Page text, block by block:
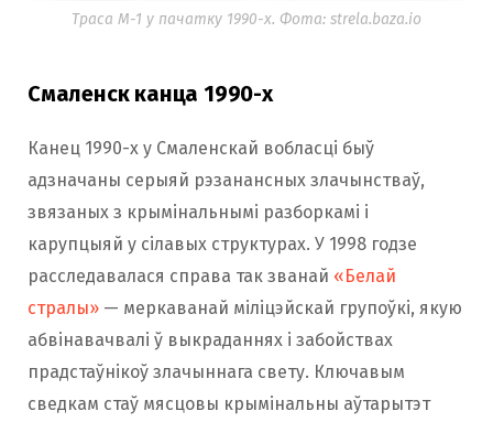
Траса М-1 у пачатку 1990-х. Фота: strela.baza.io
Смаленск канца 1990-х
Канец 1990-х у Смаленскай вобласці быў
адзначаны серыяй рэзанансных злачынстваў,
звязаных з крымінальнымі разборкамі і
карупцыяй у сілавых структурах. У 1998 годзе
расследавалася справа так званай «Белай
стралы» — меркаванай міліцэйскай групоўкі, якую
абвінавачвалі ў выкраданнях і забойствах
прадстаўнікоў злачыннага свету. Ключавым
сведкам стаў мясцовы крымінальны аўтарытэт